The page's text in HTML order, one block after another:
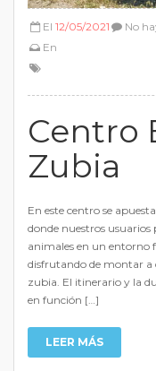
El 12/05/2021
En
No
Centro
Zubia
En este centro se
donde nuestros
animales en un entorno
disfrutando de montar a
zubia. El itinerario y la
en función […]
LEER MÁS